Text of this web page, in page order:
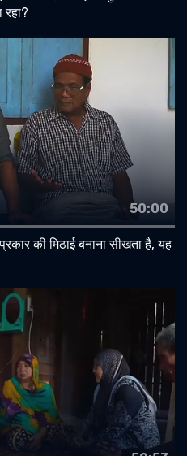
50:00
की मिठाई बनाना सीखता है, यह